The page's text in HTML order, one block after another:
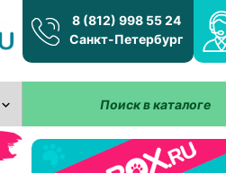
8 (812) 998 55 24
Санкт-Петербург